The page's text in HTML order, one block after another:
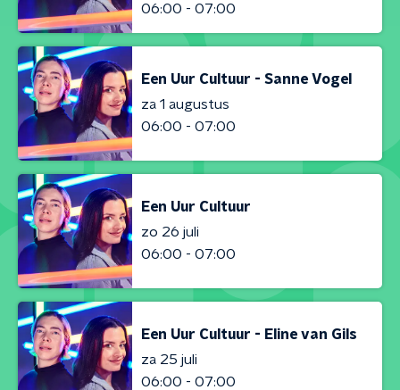
06:00 - 07:00
Een Uur Cultuur - Sanne Vogel
za 1 augustus
06:00 - 07:00
Een Uur Cultuur
zo 26 juli
06:00 - 07:00
Een Uur Cultuur - Eline van Gils
za 25 juli
06:00 - 07:00